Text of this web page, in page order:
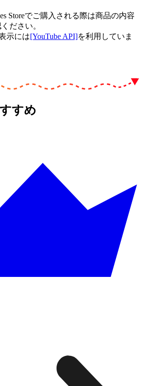
Storeでご購入される際は商品の内容
ださい。
示には[YouTube API]を利用していま
すめ